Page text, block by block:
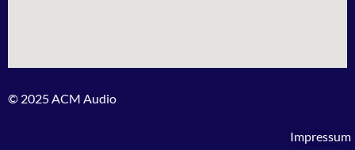
© 2025 ACM Audio
Impressum